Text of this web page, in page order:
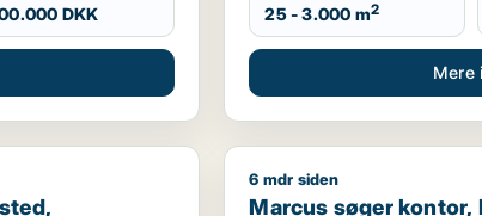
DKK 25 - 3.000 m2
Mere
boligudlejningsejendom, produktionslokaler eller
Marcus søger kontor,
6 mdr siden
Marcus søger